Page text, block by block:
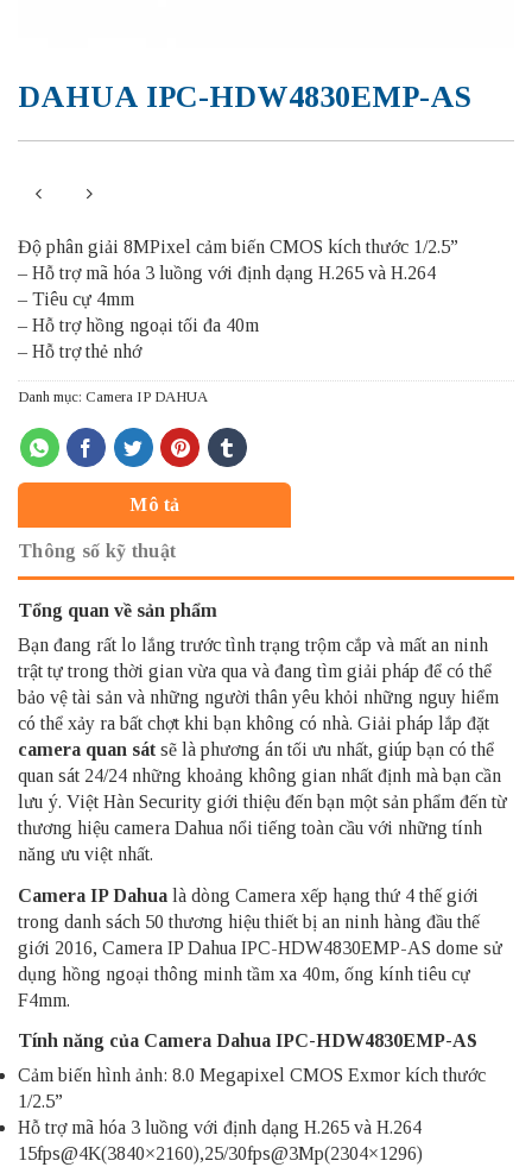
DAHUA IPC-HDW4830EMP-AS
Độ phân giải 8MPixel cảm biến CMOS kích thước 1/2.5”
– Hỗ trợ mã hóa 3 luồng với định dạng H.265 và H.264
– Tiêu cự 4mm
– Hỗ trợ hồng ngoại tối đa 40m
– Hỗ trợ thẻ nhớ
Danh mục: Camera IP DAHUA
Mô tả
Thông số kỹ thuật
Tổng quan về sản phẩm
Bạn đang rất lo lắng trước tình trạng trộm cắp và mất an ninh
trật tự trong thời gian vừa qua và đang tìm giải pháp để có thể
bảo vệ tài sản và những người thân yêu khỏi những nguy hiểm
có thể xảy ra bất chợt khi bạn không có nhà. Giải pháp lắp đặt
camera quan sát sẽ là phương án tối ưu nhất, giúp bạn có thể
quan sát 24/24 những khoảng không gian nhất định mà bạn cần
lưu ý. Việt Hàn Security giới thiệu đến bạn một sản phẩm đến từ
thương hiệu camera Dahua nổi tiếng toàn cầu với những tính
năng ưu việt nhất.
Camera IP Dahua là dòng Camera xếp hạng thứ 4 thế giới
trong danh sách 50 thương hiệu thiết bị an ninh hàng đầu thế
giới 2016, Camera IP Dahua IPC-HDW4830EMP-AS dome sử
dụng hồng ngoại thông minh tầm xa 40m, ống kính tiêu cự
F4mm.
Tính năng của Camera Dahua IPC-HDW4830EMP-AS
Cảm biến hình ảnh: 8.0 Megapixel CMOS Exmor kích thước
1/2.5”
Hỗ trợ mã hóa 3 luồng với định dạng H.265 và H.264
15fps@4K(3840×2160),25/30fps@3Mp(2304×1296)